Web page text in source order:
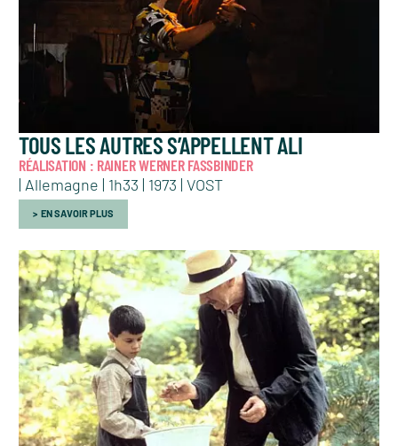
TOUS LES AUTRES S’APPELLENT ALI
RÉALISATION : RAINER WERNER FASSBINDER
| Allemagne | 1h33 | 1973 | VOST
EN SAVOIR PLUS